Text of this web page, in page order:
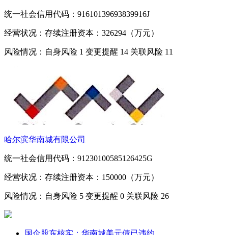
统一社会信用代码：91610139693839916J
经营状况：存续注册资本：326294（万元）
风险情况：自身风险 1 变更提醒 14 关联风险 11
哈尔滨华南城有限公司
统一社会信用代码：91230100585126425G
经营状况：存续注册资本：150000（万元）
风险情况：自身风险 5 变更提醒 0 关联风险 26
国企股东核实：华南城美元债已违约